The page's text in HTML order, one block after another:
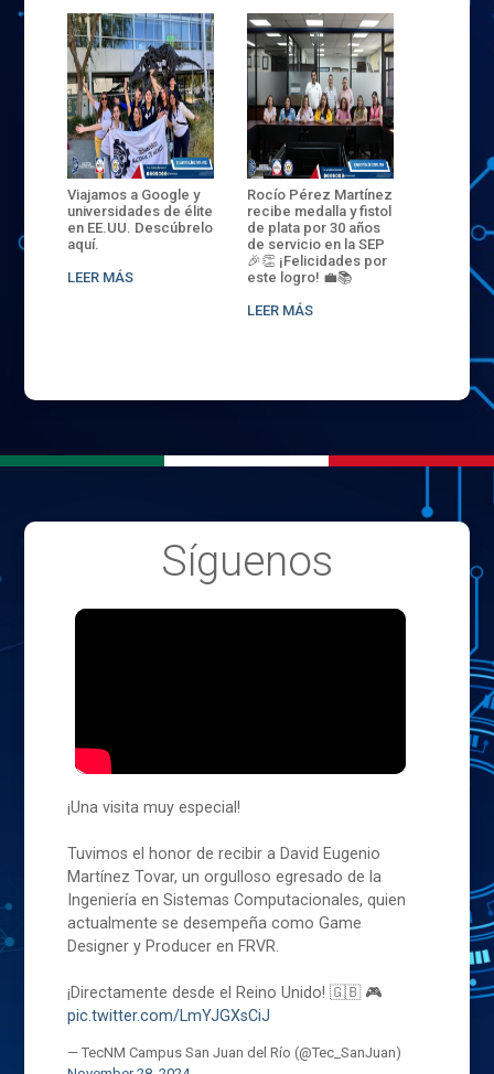
Viajamos a Google y
universidades de élite
en EE.UU. Descúbrelo
aquí.
LEER MÁS
Rocío Pérez Martínez
recibe medalla y fistol
de plata por 30 años
de servicio en la SEP
🎉👏 ¡Felicidades por
este logro! 💼📚
LEER MÁS
ENECB-
del
batalla.
32
sede
Síguenos
¡Una visita muy especial!
Tuvimos el honor de recibir a David Eugenio
Martínez Tovar, un orgulloso egresado de la
Ingeniería en Sistemas Computacionales, quien
actualmente se desempeña como Game
Designer y Producer en FRVR.
¡Directamente desde el Reino Unido! 🇬🇧 🎮
pic.twitter.com/LmYJGXsCiJ
— TecNM Campus San Juan del Río (@Tec_SanJuan)